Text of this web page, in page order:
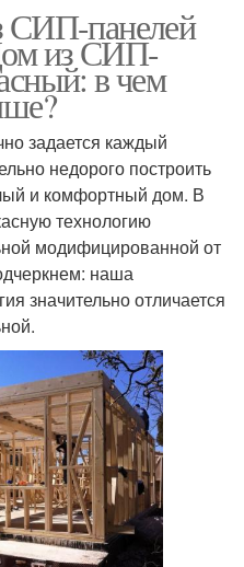
СИП-панелей
из СИП-
в чем
задается каждый
недорого построить
и комфортный дом. В
технологию
модифицированной от
наша
значительно отличается